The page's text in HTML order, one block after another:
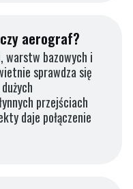
aerograf?
warstw bazowych i
sprawdza się
przejściach
daje połączenie